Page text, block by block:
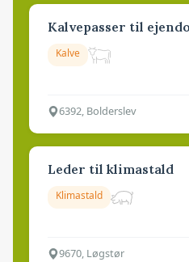
Kalvepasser til
Kalve
6392, Bolderslev
Leder til klimastald
Klimastald
9670, Løgstør